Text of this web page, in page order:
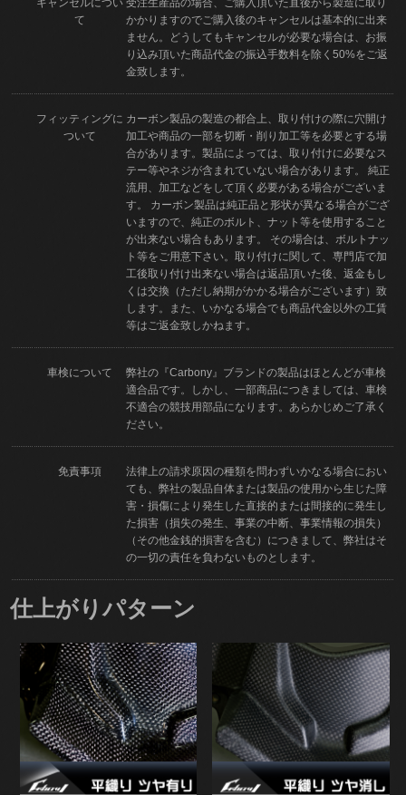
て
かかりますのでご購入後のキャンセルは基本的に出来
ません。どうしてもキャンセルが必要な場合は、お振
り込み頂いた商品代金の振込手数料を除く50%をご返
金致します。
フィッティングに
ついて
カーボン製品の製造の都合上、取り付けの際に穴開け
加工や商品の一部を切断・削り加工等を必要とする場
合があります。製品によっては、取り付けに必要なス
テー等やネジが含まれていない場合があります。 純正
流用、加工などをして頂く必要がある場合がございま
す。 カーボン製品は純正品と形状が異なる場合がござ
いますので、純正のボルト、ナット等を使用すること
が出来ない場合もあります。 その場合は、ボルトナッ
ト等をご用意下さい。取り付けに関して、専門店で加
工後取り付け出来ない場合は返品頂いた後、返金もし
くは交換（ただし納期がかかる場合がございます）致
します。また、いかなる場合でも商品代金以外の工賃
等はご返金致しかねます。
車検について
弊社の『Carbony』ブランドの製品はほとんどが車検
適合品です。しかし、一部商品につきましては、車検
不適合の競技用部品になります。あらかじめご了承く
ださい。
免責事項
法律上の請求原因の種類を問わずいかなる場合におい
ても、弊社の製品自体または製品の使用から生じた障
害・損傷により発生した直接的または間接的に発生し
た損害（損失の発生、事業の中断、事業情報の損失）
（その他金銭的損害を含む）につきまして、弊社はそ
の一切の責任を負わないものとします。
仕上がりパターン